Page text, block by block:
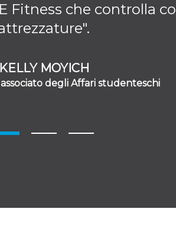
Fitness che controlla
KELLY MOYICH
degli Affari studenteschi